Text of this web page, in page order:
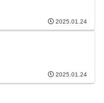
2025.01.24
2025.01.24